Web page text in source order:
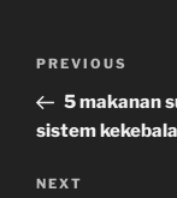
Previous
Post
PREVIOUS
5 makanan
sistem
Next
NEXT